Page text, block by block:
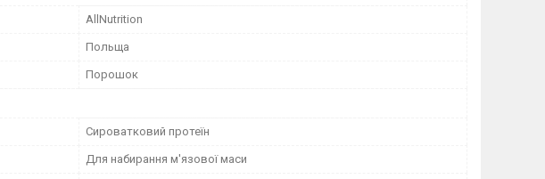
AllNutrition
Польща
Порошок
Сироватковий протеїн
Для набирання м'язової маси